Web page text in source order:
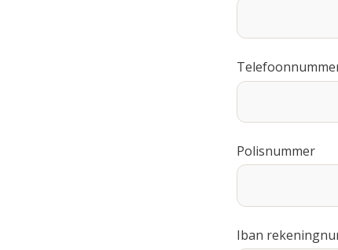
Polisnummer
Iban